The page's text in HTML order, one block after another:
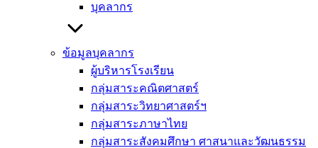
บุคลากร
ข้อมูลบุคลากร
ผู้บริหารโรงเรียน
กลุ่มสาระคณิตศาสตร์
กลุ่มสาระวิทยาศาสตร์ฯ
กลุ่มสาระภาษาไทย
กลุ่มสาระสังคมศึกษา ศาสนาและวัฒนธรรม